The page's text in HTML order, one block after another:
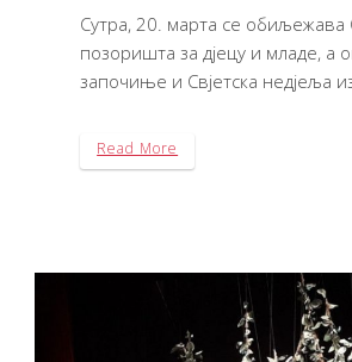
Сутра, 20. марта се обиљежава
позоришта за дјецу и младе, а
започиње и Свјетска недјеља
Read More